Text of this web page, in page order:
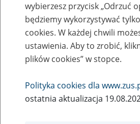
Przejdź do strony głównej
wybierzesz przycisk „Odrzuć
będziemy wykorzystywać
cookies. W każdej chwili
ustawienia. Aby to zrobić,
plików cookies” w stopce.
Polityka cookies dla
ostatnia aktualizacja